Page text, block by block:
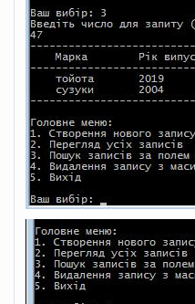
{
if (ni==0
)
{
}
else
{
}
}
}
if(ni==0)